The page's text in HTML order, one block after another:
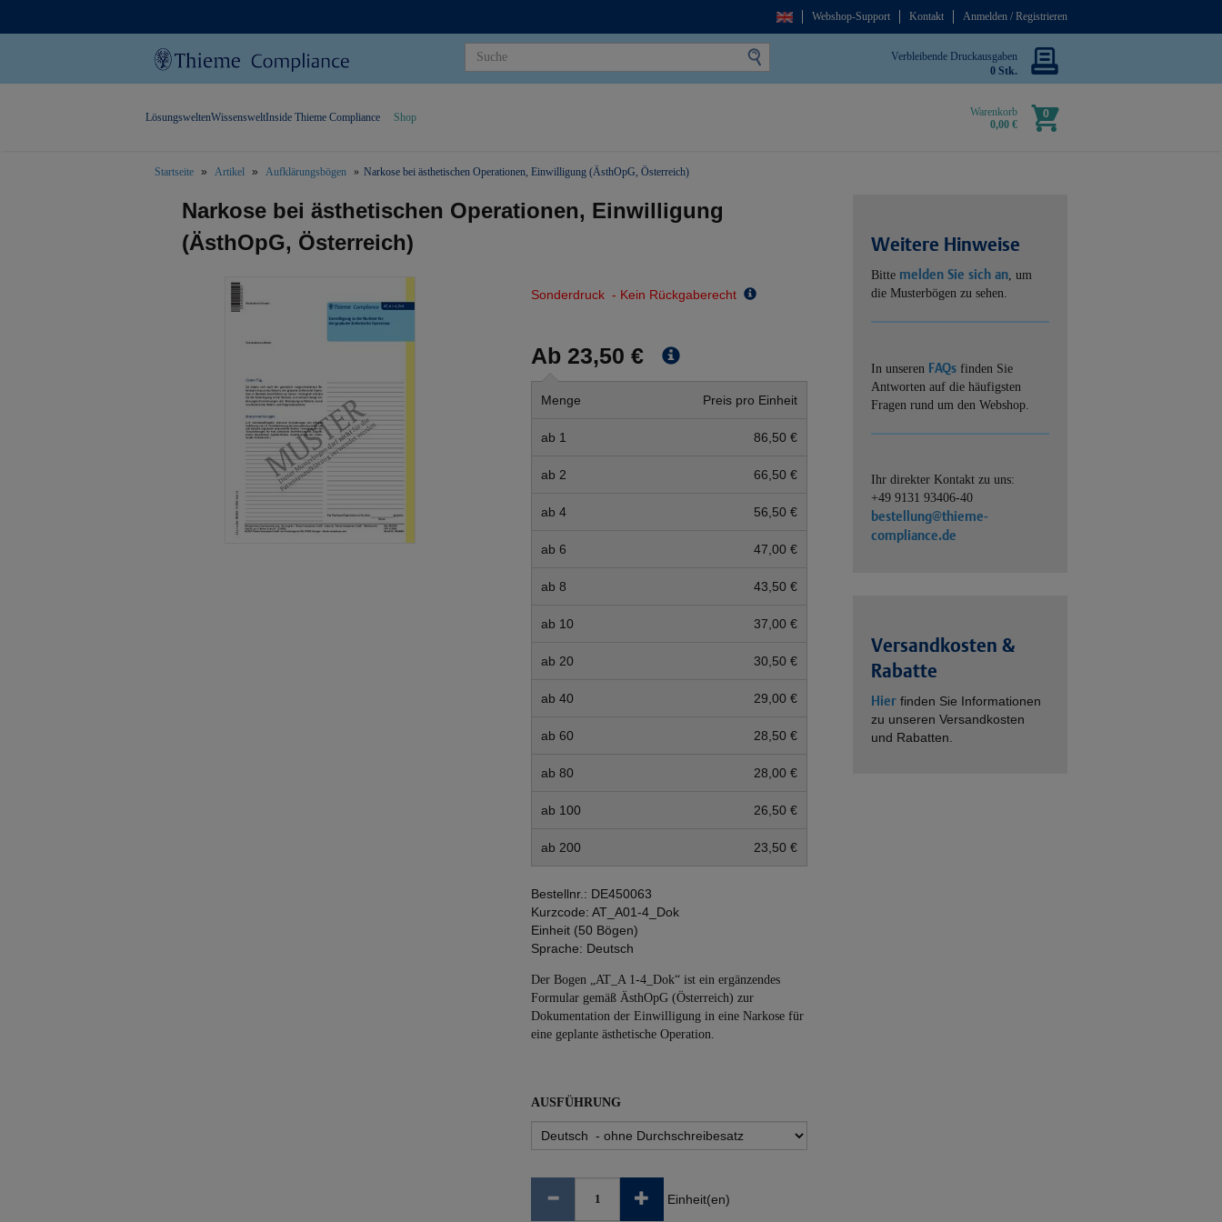
Webshop-Support Kontakt Anmelden / Registrieren
Verbleibende Druckausgaben
0 Stk.
Warenkorb
0,00 €
0
LösungsweltenWissensweltInside Thieme Compliance Shop
Startseite Artikel Aufklärungsbögen Narkose bei ästhetischen Operationen, Einwilligung (ÄsthOpG, Österreich)
Narkose bei ästhetischen Operationen, Einwilligung
(ÄsthOpG, Österreich)
Sonderdruck - Kein Rückgaberecht
Ab 23,50 €
Menge Preis pro Einheit
ab 1 86,50 €
ab 2 66,50 €
ab 4 56,50 €
ab 6 47,00 €
ab 8 43,50 €
ab 10 37,00 €
ab 20 30,50 €
ab 40 29,00 €
ab 60 28,50 €
ab 80 28,00 €
ab 100 26,50 €
ab 200 23,50 €
Bestellnr.: DE450063
Kurzcode: AT_A01-4_Dok
Einheit (50 Bögen)
Sprache: Deutsch
Der Bogen „AT_A 1-4_Dok“ ist ein ergänzendes
Formular gemäß ÄsthOpG (Österreich) zur
Dokumentation der Einwilligung in eine Narkose für
eine geplante ästhetische Operation.
AUSFÜHRUNG
Einheit(en)
Weitere Hinweise
Bitte melden Sie sich an, um
die Musterbögen zu sehen.
In unseren FAQs finden Sie
Antworten auf die häufigsten
Fragen rund um den Webshop.
Ihr direkter Kontakt zu uns:
+49 9131 93406-40
bestellung@thieme-
compliance.de
Versandkosten &
Rabatte
Hier finden Sie Informationen
zu unseren Versandkosten
und Rabatten.